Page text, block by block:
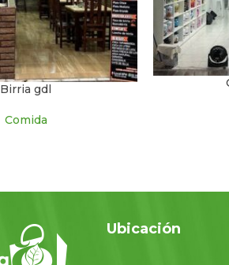
Birria gdl
Comida
Ubicación